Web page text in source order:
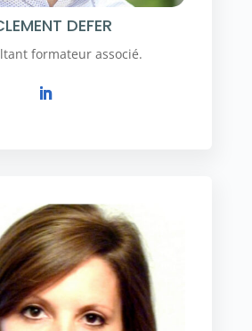
DEFER
formateur associé.